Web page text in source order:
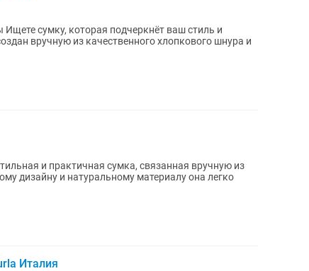
вручную из качественного хлопкового шнура и
дизайну и натуральному материалу она легко
Италия